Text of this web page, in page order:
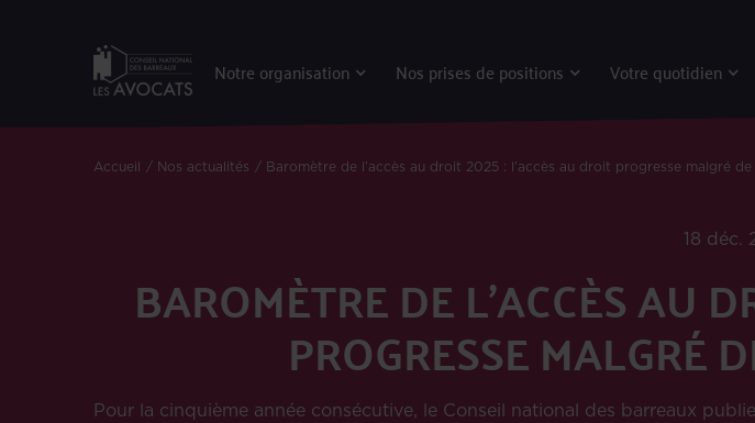
Notre organisation Nos prises de positions Votre quotidien
Accueil Nos actualités Baromètre de l’accès au droit 2025 : l’accès au droit progresse malgré
18 déc.
BAROMÈTRE DE L’ACCÈS AU
PROGRESSE MALGRÉ
Pour la cinquième année consécutive, le Conseil national des barreaux